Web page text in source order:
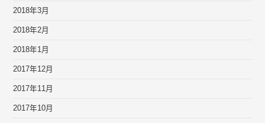
2018年3月
2018年2月
2018年1月
2017年12月
2017年11月
2017年10月